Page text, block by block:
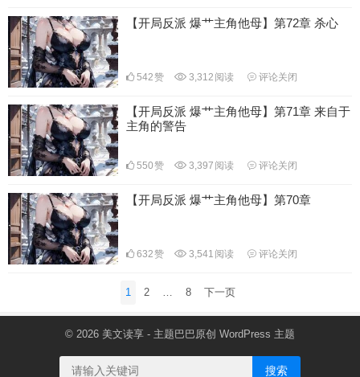
【开局反派 爆艹主角他母】第72章 杀心
542赞 3,312 阅读 评论关闭
【开局反派 爆艹主角他母】第71章 来自于
主角的警告
550赞 3,397 阅读 评论关闭
【开局反派 爆艹主角他母】第70章
632赞 3,541 阅读 评论关闭
1 2 … 8 下一页
© 2026 美文读享 - 主题巴巴原创 WordPress 主题
搜索